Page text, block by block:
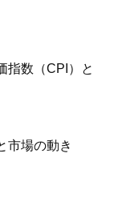
指数（CPI）と
市場の動き